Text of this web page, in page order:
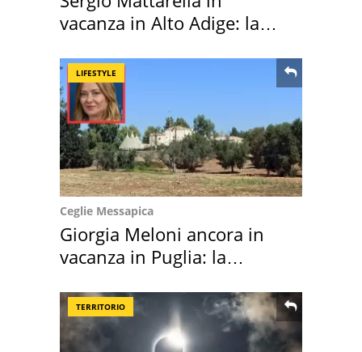
vacanza in Alto Adige: la
LIFESTYLE
Ceglie Messapica
Giorgia Meloni ancora in
vacanza in Puglia: la
TERRITORIO